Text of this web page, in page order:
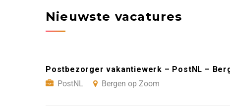
Nieuwste vacatures
Postbezorger vakantiewerk – PostNL –
PostNL
Bergen op Zoom